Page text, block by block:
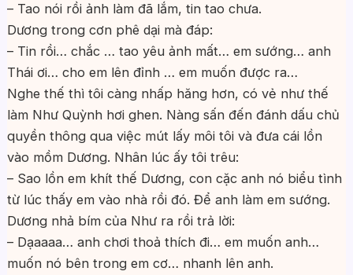
– Tao nói rồi ảnh làm đã lắm, tin tao chưa.
Dương trong cơn phê dại mà đáp:
– Tin rồi… chắc … tao yêu ảnh mất… em sướng… anh
Thái ơi… cho em lên đỉnh … em muốn được ra…
Nghe thế thì tôi càng nhấp hăng hơn, có vẻ như thế
làm Như Quỳnh hơi ghen. Nàng sấn đến đánh dấu chủ
quyền thông qua việc mút lấy môi tôi và đưa cái lồn
vào mồm Dương. Nhân lúc ấy tôi trêu:
– Sao lồn em khít thế Dương, con cặc anh nó biểu tình
từ lúc thấy em vào nhà rồi đó. Để anh làm em sướng.
Dương nhả bím của Như ra rồi trả lời:
– Dạaaaa… anh chơi thoả thích đi… em muốn anh…
muốn nó bên trong em cơ… nhanh lên anh.